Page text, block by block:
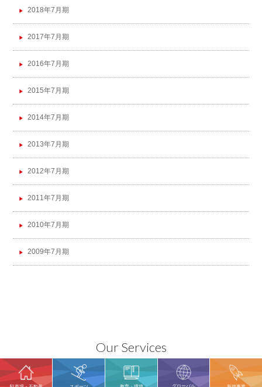
2018年7月期
2017年7月期
2016年7月期
2015年7月期
2014年7月期
2013年7月期
2012年7月期
2011年7月期
2010年7月期
2009年7月期
Our Services